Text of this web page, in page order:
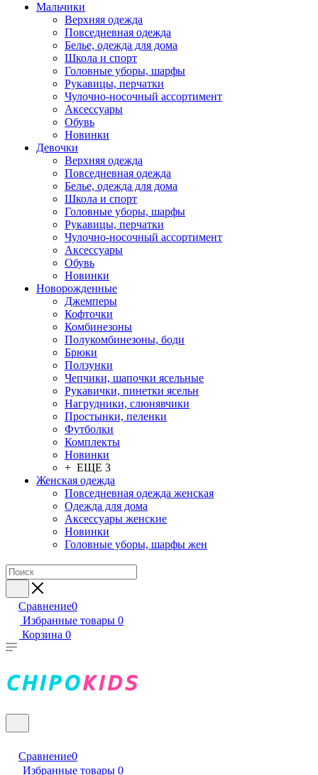
Мальчики
Верхняя одежда
Повседневная одежда
Белье, одежда для дома
Школа и спорт
Головные уборы, шарфы
Рукавицы, перчатки
Чулочно-носочный ассортимент
Аксессуары
Обувь
Новинки
Девочки
Верхняя одежда
Повседневная одежда
Белье, одежда для дома
Школа и спорт
Головные уборы, шарфы
Рукавицы, перчатки
Чулочно-носочный ассортимент
Аксессуары
Обувь
Новинки
Новорожденные
Джемперы
Кофточки
Комбинезоны
Полукомбинезоны, боди
Брюки
Ползунки
Чепчики, шапочки ясельные
Рукавички, пинетки ясельн
Нагрудники, слюнявчики
Простынки, пеленки
Футболки
Комплекты
Новинки
+ ЕЩЕ 3
Женская одежда
Повседневная одежда женская
Одежда для дома
Аксессуары женские
Новинки
Головные уборы, шарфы жен
Сравнение0
Избранные товары 0
Корзина 0
Сравнение0
Избранные товары 0